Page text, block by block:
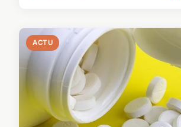
ACTU